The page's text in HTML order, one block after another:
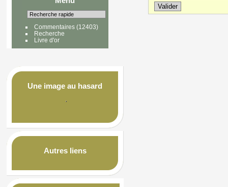
Commentaires(12403)
Recherche
Livre d'or
Une image au hasard
Autres liens